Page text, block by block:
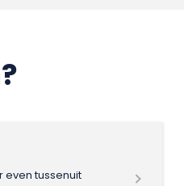
even tussenuit